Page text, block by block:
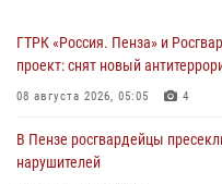
ГТРК «Россия. Пенза» и
проект: снят новый
08 августа 2026, 05:05 4
В Пензе росгвардейцы
нарушителей